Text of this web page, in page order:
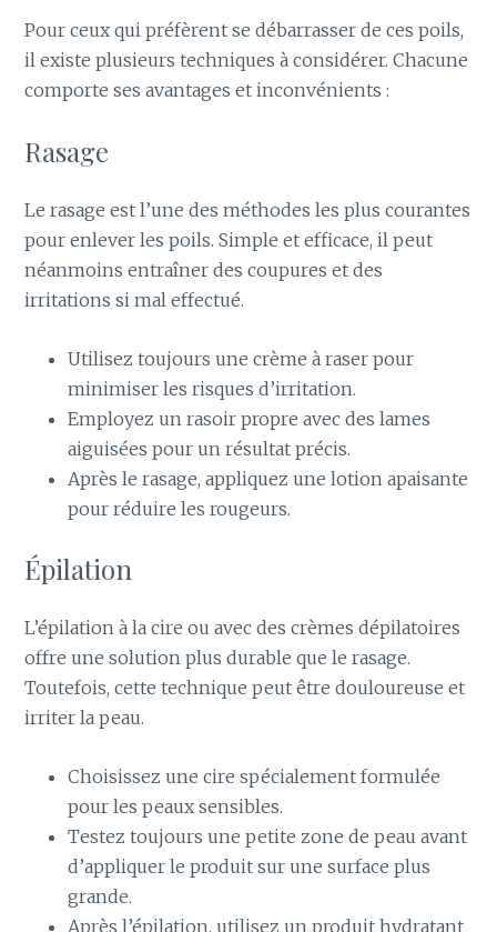
Pour ceux qui préfèrent se débarrasser de ces poils,
il existe plusieurs techniques à considérer. Chacune
comporte ses avantages et inconvénients :
Rasage
Le rasage est l’une des méthodes les plus courantes
pour enlever les poils. Simple et efficace, il peut
néanmoins entraîner des coupures et des
irritations si mal effectué.
Utilisez toujours une crème à raser pour
minimiser les risques d’irritation.
Employez un rasoir propre avec des lames
aiguisées pour un résultat précis.
Après le rasage, appliquez une lotion apaisante
pour réduire les rougeurs.
Épilation
L’épilation à la cire ou avec des crèmes dépilatoires
offre une solution plus durable que le rasage.
Toutefois, cette technique peut être douloureuse et
irriter la peau.
Choisissez une cire spécialement formulée
pour les peaux sensibles.
Testez toujours une petite zone de peau avant
d’appliquer le produit sur une surface plus
grande.
Après l’épilation, utilisez un produit hydratant